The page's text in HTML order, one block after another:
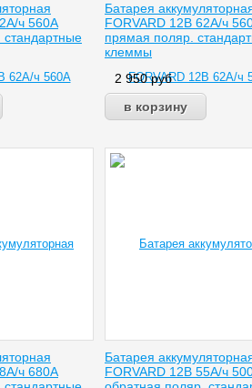
ч 560А
Батарея
FORVARD 12В 62А/ч
прямая поляр.
клеммы
2 950руб
ч 680А
Батарея
FORVARD 12В 55А/ч